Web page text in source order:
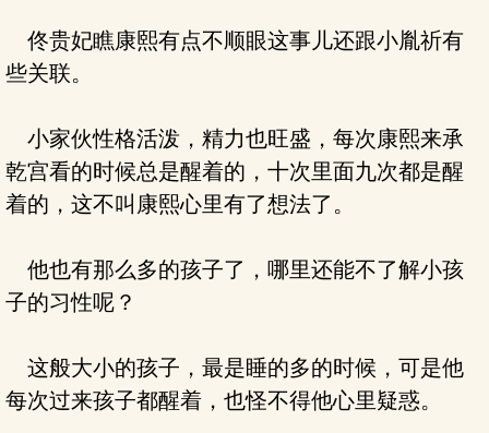
佟贵妃瞧康熙有点不顺眼这事儿还跟小胤祈有
些关联。
小家伙性格活泼，精力也旺盛，每次康熙来承
乾宫看的时候总是醒着的，十次里面九次都是醒
着的，这不叫康熙心里有了想法了。
他也有那么多的孩子了，哪里还能不了解小孩
子的习性呢？
这般大小的孩子，最是睡的多的时候，可是他
每次过来孩子都醒着，也怪不得他心里疑惑。